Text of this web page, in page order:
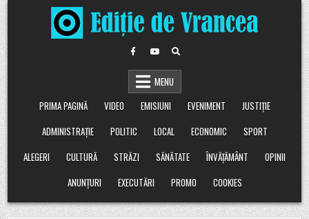
Skip
to
content
MENU
PRIMA PAGINĂ
VIDEO EMISIUNI EVENIMENT
JUSTIȚIE
ADMINISTRAȚIE
POLITIC LOCAL ECONOMIC
SPORT
ALEGERI
CULTURĂ STRĂZI SĂNĂTATE ÎNVĂȚĂMÂNT
OPINII
ANUNȚURI
EXECUTĂRI PROMO COOKIES